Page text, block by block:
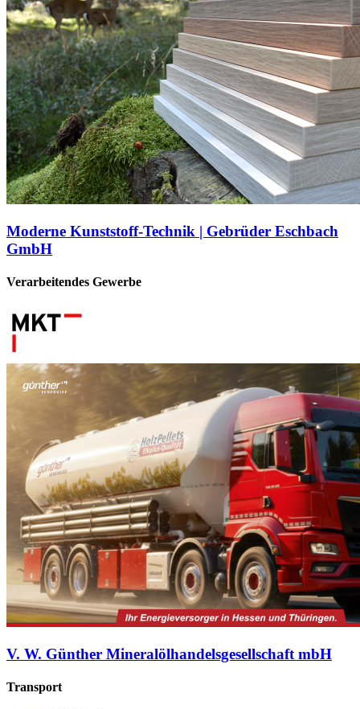
Moderne Kunststoff-Technik | Gebrüder Eschbach
GmbH
Verarbeitendes Gewerbe
V. W. Günther Mineralölhandelsgesellschaft mbH
Transport